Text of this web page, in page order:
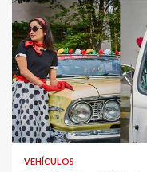
VEHÍCULOS